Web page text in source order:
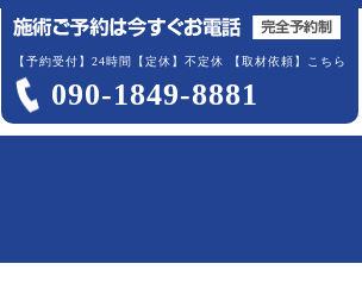
【予約受付】24時間【定休】不定休 【取材依頼】こちら
090-1849-8881